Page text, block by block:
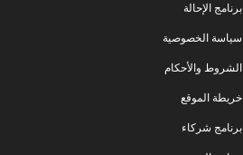
برنامج الإحالة
سياسة الخصوصية
الشروط والأحكام
خريطة الموقع
برنامج شركاء